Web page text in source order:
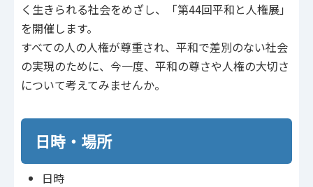
く生きられる社会をめざし、「第44回平和と人権展」
を開催します。
すべての人の人権が尊重され、平和で差別のない社会
の実現のために、今一度、平和の尊さや人権の大切さ
について考えてみませんか。
日時・場所
日時